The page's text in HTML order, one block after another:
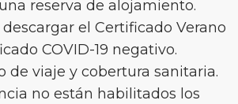
reserva de alojamiento.
el Certificado Verano
COVID-19 negativo.
de viaje y cobertura sanitaria.
no están habilitados los